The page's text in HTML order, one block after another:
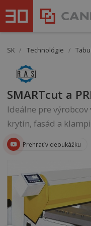
SK / Technológie /
SMARTcut a
Ideálne pre
krytín, fasád a
Prehrať videoukážku